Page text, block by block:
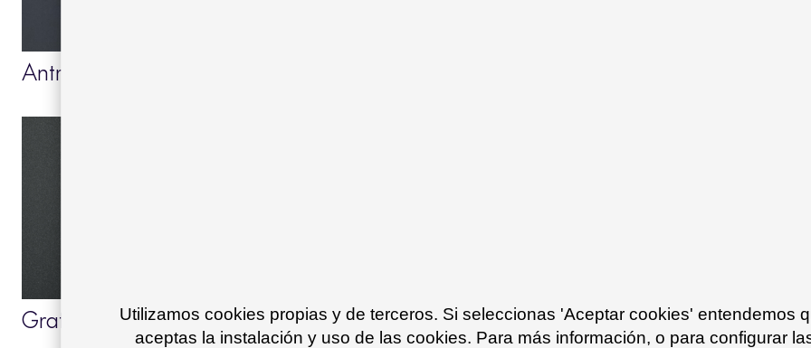
Antracita 23
Grafito 34 Grey blue 24 Ivory text 11 Maroon oxide 16
Utilizamos cookies propias y de terceros. Si seleccionas 'Aceptar cookies' entendemos
aceptas la instalación y uso de las cookies. Para más información, o para configurar